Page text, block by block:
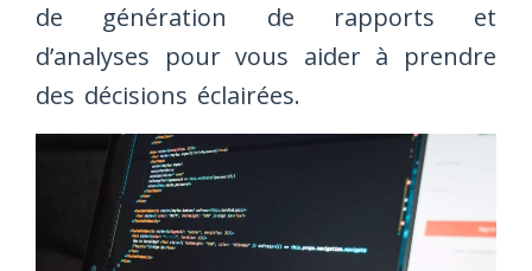
de génération de rapports et
d’analyses pour vous aider à prendre
des décisions éclairées.